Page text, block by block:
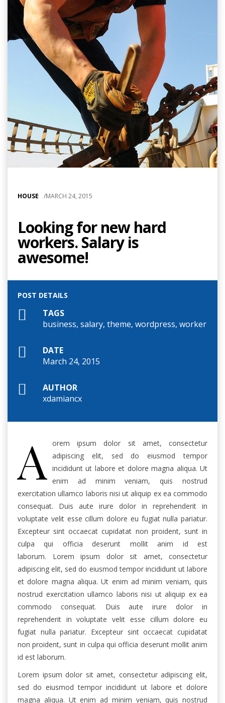
HOUSE /MARCH 24, 2015
Looking for new hard
workers. Salary is
awesome!
POST DETAILS
TAGS
business, salary, theme, wordpress, worker
DATE
March 24, 2015
AUTHOR
xdamiancx
A
orem ipsum dolor sit amet, consectetur
adipiscing elit, sed do eiusmod tempor
incididunt ut labore et dolore magna aliqua. Ut
enim ad minim veniam, quis nostrud
exercitation ullamco laboris nisi ut aliquip ex ea commodo
consequat. Duis aute irure dolor in reprehenderit in
voluptate velit esse cillum dolore eu fugiat nulla pariatur.
Excepteur sint occaecat cupidatat non proident, sunt in
culpa qui officia deserunt mollit anim id est
laborum. Lorem ipsum dolor sit amet, consectetur
adipiscing elit, sed do eiusmod tempor incididunt ut labore
et dolore magna aliqua. Ut enim ad minim veniam, quis
nostrud exercitation ullamco laboris nisi ut aliquip ex ea
commodo consequat. Duis aute irure dolor in
reprehenderit in voluptate velit esse cillum dolore eu
fugiat nulla pariatur. Excepteur sint occaecat cupidatat
non proident, sunt in culpa qui officia deserunt mollit anim
id est laborum.
Lorem ipsum dolor sit amet, consectetur adipiscing elit,
sed do eiusmod tempor incididunt ut labore et dolore
magna aliqua. Ut enim ad minim veniam, quis nostrud